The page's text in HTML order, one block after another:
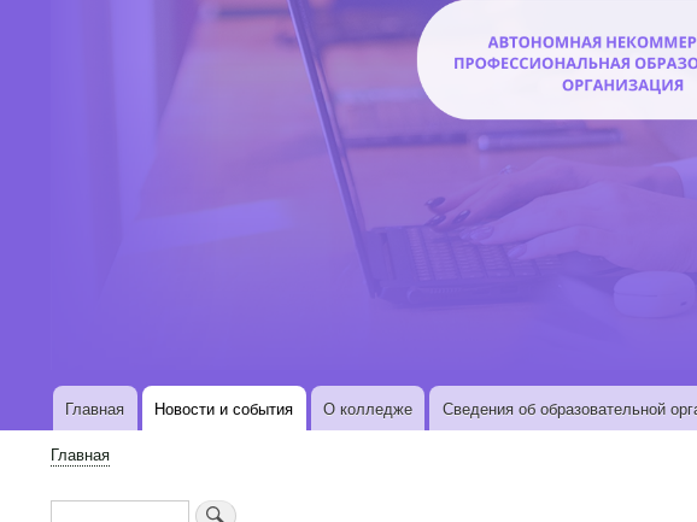
Основная
навигация
Главная Новости и события О колледже Сведения об образовательной
Строка
навигации
Главная
Поиск